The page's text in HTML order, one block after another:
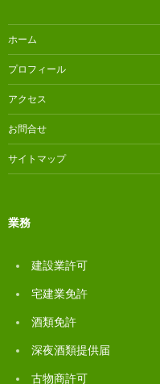
ホーム
プロフィール
アクセス
お問合せ
サイトマップ
業務
建設業許可
宅建業免許
酒類免許
深夜酒類提供届
古物商許可